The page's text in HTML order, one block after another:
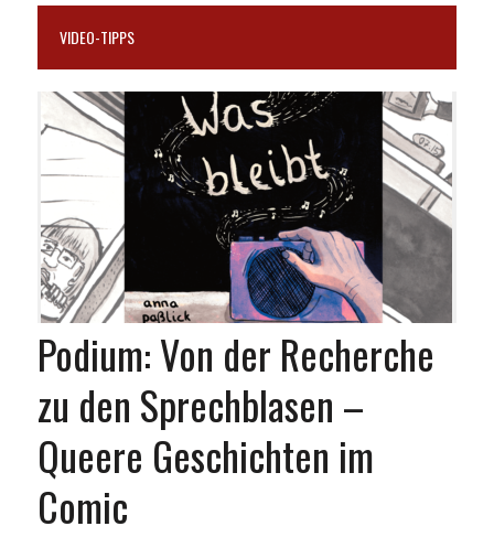
VIDEO-TIPPS
Podium: Von der Recherche
zu den Sprechblasen –
Queere Geschichten im
Comic